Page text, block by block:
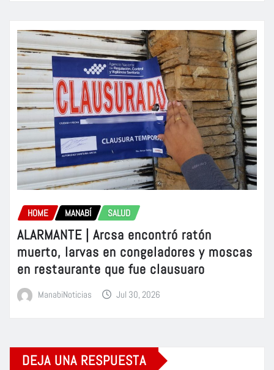
HOME MANABÍ SALUD
ALARMANTE | Arcsa encontró ratón
muerto, larvas en congeladores y moscas
en restaurante que fue clausuaro
ManabiNoticias Jul 30, 2026
DEJA UNA RESPUESTA